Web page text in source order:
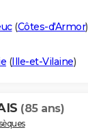
(Côtes-d'Armor)
(Ille-et-Vilaine)
(85 ans)